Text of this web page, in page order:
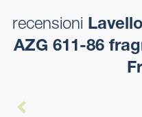
recensioni
AZG 611-86